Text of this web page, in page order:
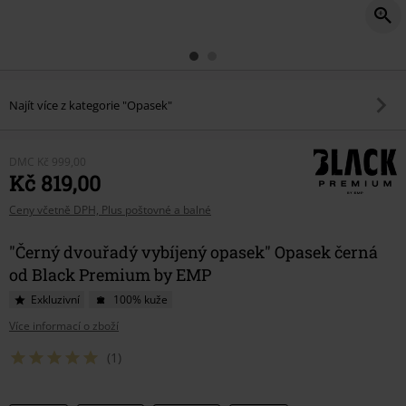
Najít více z kategorie "Opasek"
DMC Kč 999,00
Kč 819,00
Ceny včetně DPH, Plus poštovné a balné
"Černý dvouřadý vybíjený opasek" Opasek černá
od Black Premium by EMP
Exkluzivní
100% kuže
Více informací o zboží
(1)